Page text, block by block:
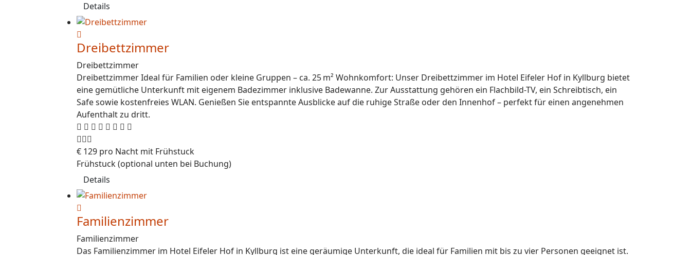
Details
Dreibettzimmer
Dreibettzimmer
Dreibettzimmer Ideal für Familien oder kleine Gruppen – ca. 25 m² Wohnkomfort: Unser Dreibettzimmer im Hotel Eifeler Hof in Kyllburg bietet
eine gemütliche Unterkunft mit eigenem Badezimmer inklusive Badewanne. Zur Ausstattung gehören ein Flachbild-TV, ein Schreibtisch, ein
Safe sowie kostenfreies WLAN. Genießen Sie entspannte Ausblicke auf die ruhige Straße oder den Innenhof – perfekt für einen angenehmen
Aufenthalt zu dritt.
€ 129 pro Nacht mit Frühstuck
Frühstuck (optional unten bei Buchung)
Details
Familienzimmer
Familienzimmer
Das Familienzimmer im Hotel Eifeler Hof in Kyllburg ist eine geräumige Unterkunft, die ideal für Familien mit bis zu vier Personen geeignet ist.